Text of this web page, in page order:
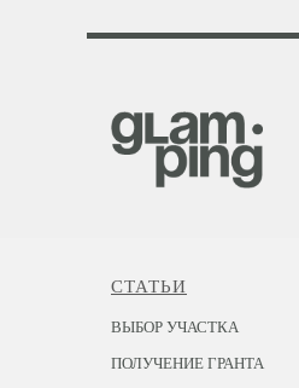
СТАТЬИ
ВЫБОР УЧАСТКА
ПОЛУЧЕНИЕ ГРАНТА